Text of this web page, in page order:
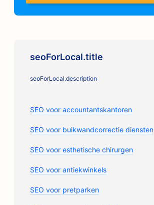
seoForLocal.title
seoForLocal.description
SEO voor accountantskantoren
SEO voor buikwandcorrectie diensten
SEO voor esthetische chirurgen
SEO voor antiekwinkels
SEO voor pretparken